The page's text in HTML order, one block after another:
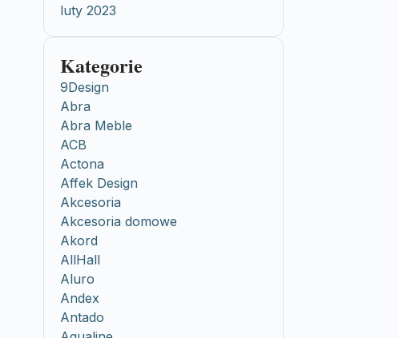
luty 2023
Kategorie
9Design
Abra
Abra Meble
ACB
Actona
Affek Design
Akcesoria
Akcesoria domowe
Akord
AllHall
Aluro
Andex
Antado